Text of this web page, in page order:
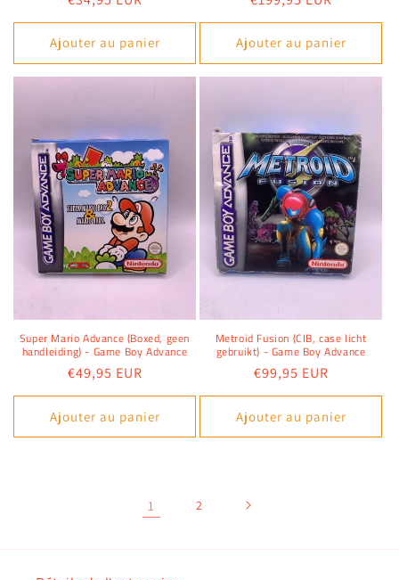
habituel
Ajouter au panier
habituel
Ajouter au panier
Super Mario Advance (Boxed, geen
handleiding) - Game Boy Advance
Prix
habituel
€49,95 EUR
Ajouter au panier
Metroid Fusion (CIB, case licht
gebruikt) - Game Boy Advance
Prix
habituel
€99,95 EUR
Ajouter au panier
1 2